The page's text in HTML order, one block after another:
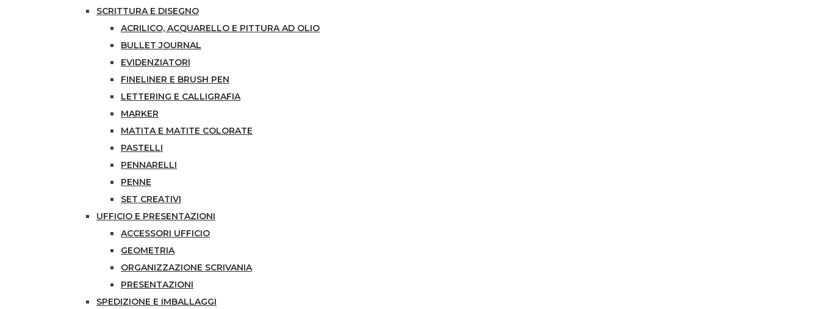
SCRITTURA E DISEGNO
ACRILICO, ACQUARELLO E PITTURA AD OLIO
BULLET JOURNAL
EVIDENZIATORI
FINELINER E BRUSH PEN
LETTERING E CALLIGRAFIA
MARKER
MATITA E MATITE COLORATE
PASTELLI
PENNARELLI
PENNE
SET CREATIVI
UFFICIO E PRESENTAZIONI
ACCESSORI UFFICIO
GEOMETRIA
ORGANIZZAZIONE SCRIVANIA
PRESENTAZIONI
SPEDIZIONE E IMBALLAGGI